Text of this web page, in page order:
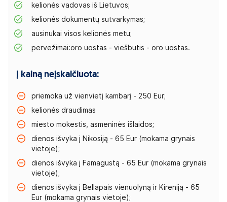
kelionės vadovas iš Lietuvos;
kelionės dokumentų sutvarkymas;
ausinukai visos kelionės metu;
pervežimai:oro uostas - viešbutis - oro uostas.
Į kainą neįskaičiuota:
priemoka už vienvietį kambarį - 250 Eur;
kelionės draudimas
miesto mokestis, asmeninės išlaidos;
dienos išvyka į Nikosiją - 65 Eur (mokama grynais
vietoje);
dienos išvyka į Famagustą - 65 Eur (mokama grynais
vietoje);
dienos išvyka į Bellapais vienuolyną ir Kireniją - 65
Eur (mokama grynais vietoje);